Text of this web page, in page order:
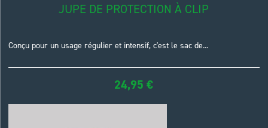
JUPE DE PROTECTION À CLIP
Conçu pour un usage régulier et intensif, c'est le sac de...
24,95€